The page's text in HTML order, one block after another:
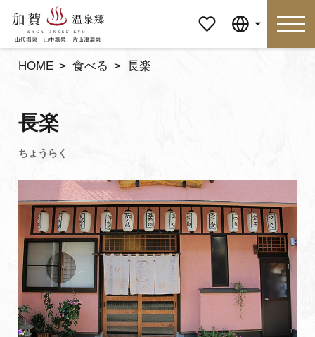
ージ
特集
見どころ 食べる
おみやげ イベント
泊まる アクセス
マイページ
HOME 食べる 長楽
長楽